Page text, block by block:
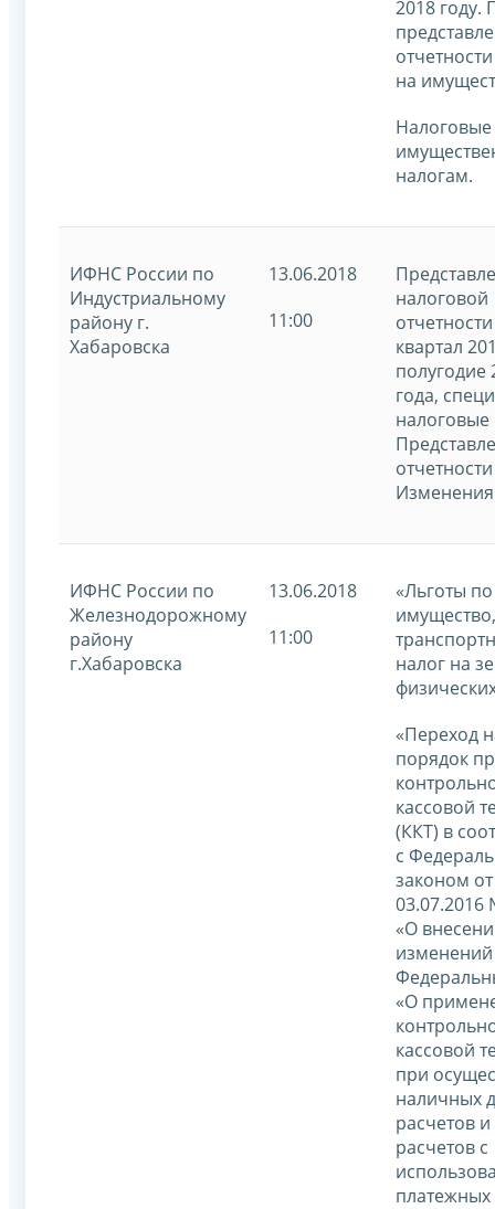
2018 году.
на
налогам.
ИФНС России по
Индустриальному
району г.
Хабаровска
13.06.2018
11:00
налоговой
квартал
полугодие
года,
ИФНС России по
Железнодорожному
району
г.Хабаровска
13.06.2018
11:00
«Льготы
имущество,
налог на
«Переход
порядок
кассовой
(ККТ) в
с
законом от
«О
«О
кассовой
при
наличных
расчетов
расчетов с
платежных